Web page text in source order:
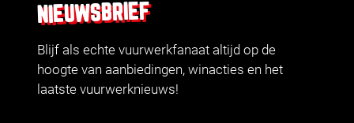
NIEUWSBRIEF
Blijf als echte vuurwerkfanaat altijd op de
hoogte van aanbiedingen, winacties en het
laatste vuurwerknieuws!